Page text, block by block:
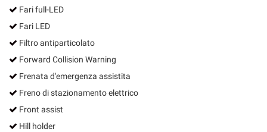
Fari full-LED
Fari LED
Filtro antiparticolato
Forward Collision Warning
Frenata d'emergenza assistita
Freno di stazionamento elettrico
Front assist
Hill holder